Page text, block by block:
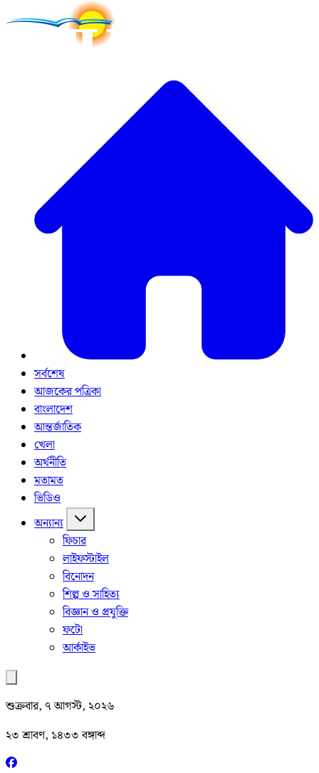
সর্বশেষ
আজকের পত্রিকা
বাংলাদেশ
আন্তর্জাতিক
খেলা
অর্থনীতি
মতামত
ভিডিও
অন্যান্য
ফিচার
লাইফস্টাইল
বিনোদন
শিল্প ও সাহিত্য
বিজ্ঞান ও প্রযুক্তি
ফটো
আর্কাইভ
শুক্রবার, ৭ আগস্ট, ২০২৬
২৩ শ্রাবণ, ১৪৩৩ বঙ্গাব্দ